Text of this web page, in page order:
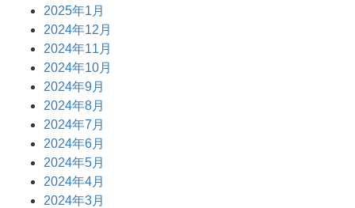
2025年1月
2024年12月
2024年11月
2024年10月
2024年9月
2024年8月
2024年7月
2024年6月
2024年5月
2024年4月
2024年3月